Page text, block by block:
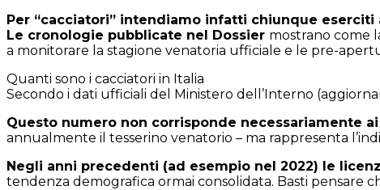
Per “cacciatori” intendiamo infatti chiunque
Le cronologie pubblicate nel Dossier mostrano come
a monitorare la stagione venatoria ufficiale e le pre-
Quanti sono i cacciatori in Italia
Secondo i dati ufficiali del Ministero dell’Interno
Questo numero non corrisponde necessariamente
annualmente il tesserino venatorio – ma rappresenta
Negli anni precedenti (ad esempio nel 2022) le
tendenza demografica ormai consolidata. Basti pensare